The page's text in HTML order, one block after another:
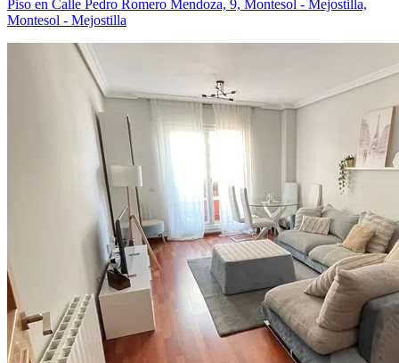
Piso en Calle Pedro Romero Mendoza, 9, Montesol - Mejostilla,
Montesol - Mejostilla